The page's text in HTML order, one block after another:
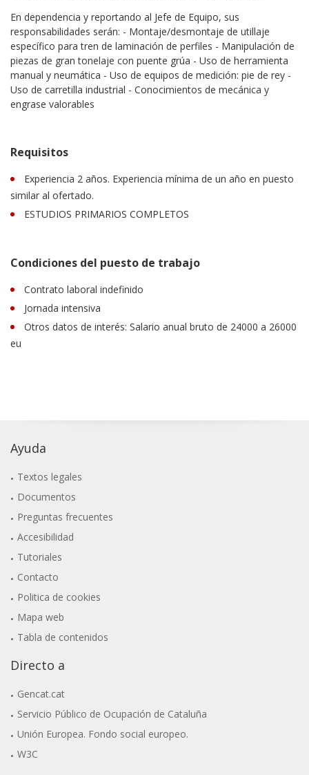
En dependencia y reportando al Jefe de Equipo, sus
responsabilidades serán: - Montaje/desmontaje de utillaje
específico para tren de laminación de perfiles - Manipulación de
piezas de gran tonelaje con puente grúa - Uso de herramienta
manual y neumática - Uso de equipos de medición: pie de rey -
Uso de carretilla industrial - Conocimientos de mecánica y
engrase valorables
Requisitos
Experiencia 2 años. Experiencia mínima de un año en puesto
similar al ofertado.
ESTUDIOS PRIMARIOS COMPLETOS
Condiciones del puesto de trabajo
Contrato laboral indefinido
Jornada intensiva
Otros datos de interés: Salario anual bruto de 24000 a 26000
eu
Ayuda
Textos legales
Documentos
Preguntas frecuentes
Accesibilidad
Tutoriales
Contacto
Politica de cookies
Mapa web
Tabla de contenidos
Directo a
Gencat.cat
Servicio Público de Ocupación de Cataluña
Unión Europea. Fondo social europeo.
W3C